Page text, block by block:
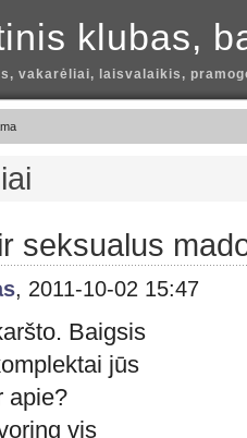
klubas,
vakarėliai, laisvalaikis,
seksualus
, 2011-10-02 15:47
Baigsis
jūs
apie?
vis